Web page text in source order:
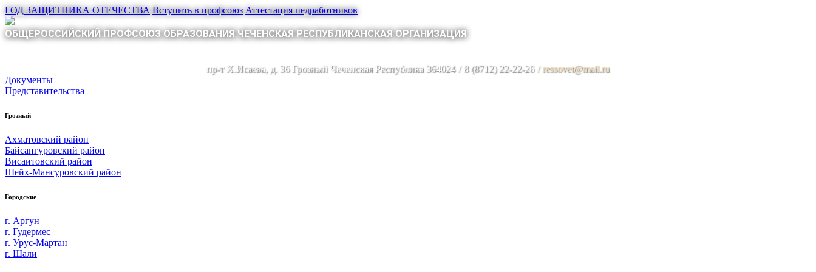
ГОД ЗАЩИТНИКА ОТЕЧЕСТВА Вступить в профсоюз Аттестация педработников
ОБЩЕРОССИЙСКИЙ ПРОФСОЮЗ ОБРАЗОВАНИЯ ЧЕЧЕНСКАЯ РЕСПУБЛИКАНСКАЯ ОРГАНИЗАЦИЯ
пр-т Х.Исаева, д. 36 Грозный Чеченская Республика 364024 / 8 (8712) 22-22-26 / ressovet@mail.ru
Документы
Представительства
Грозный
Ахматовский район
Байсангуровский район
Висаитовский район
Шейх-Мансуровский район
Городские
г. Аргун
г. Гудермес
г. Урус-Мартан
г. Шали